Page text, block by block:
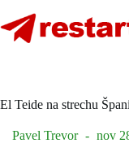
to
content
El Teide na strechu
Pavel Trevor nov